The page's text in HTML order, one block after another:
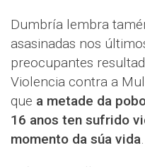
Dumbría lembra
asasinadas nos
preocupantes
Violencia contra a
que a metade da
16 anos ten sufrido
momento da súa vida.